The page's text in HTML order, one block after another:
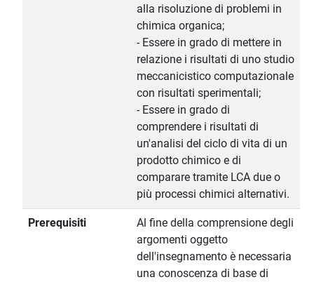
alla risoluzione di problemi in
chimica organica;
- Essere in grado di mettere in
relazione i risultati di uno studio
meccanicistico computazionale
con risultati sperimentali;
- Essere in grado di
comprendere i risultati di
un'analisi del ciclo di vita di un
prodotto chimico e di
comparare tramite LCA due o
più processi chimici alternativi.
Prerequisiti
Al fine della comprensione degli
argomenti oggetto
dell'insegnamento è necessaria
una conoscenza di base di